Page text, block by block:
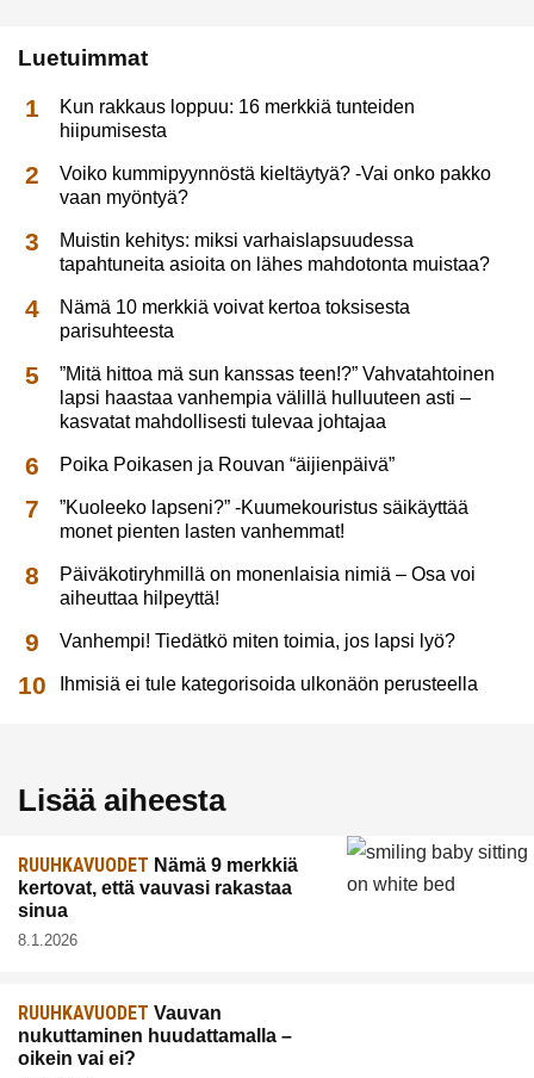
Luetuimmat
Kun rakkaus loppuu: 16 merkkiä tunteiden
hiipumisesta
Voiko kummipyynnöstä kieltäytyä? -Vai onko pakko
vaan myöntyä?
Muistin kehitys: miksi varhaislapsuudessa
tapahtuneita asioita on lähes mahdotonta muistaa?
Nämä 10 merkkiä voivat kertoa toksisesta
parisuhteesta
”Mitä hittoa mä sun kanssas teen!?” Vahvatahtoinen
lapsi haastaa vanhempia välillä hulluuteen asti –
kasvatat mahdollisesti tulevaa johtajaa
Poika Poikasen ja Rouvan “äijienpäivä”
”Kuoleeko lapseni?” -Kuumekouristus säikäyttää
monet pienten lasten vanhemmat!
Päiväkotiryhmillä on monenlaisia nimiä – Osa voi
aiheuttaa hilpeyttä!
Vanhempi! Tiedätkö miten toimia, jos lapsi lyö?
Ihmisiä ei tule kategorisoida ulkonäön perusteella
Lisää aiheesta
RUUHKAVUODET Nämä 9 merkkiä
kertovat, että vauvasi rakastaa
sinua
8.1.2026
RUUHKAVUODET Vauvan
nukuttaminen huudattamalla –
oikein vai ei?